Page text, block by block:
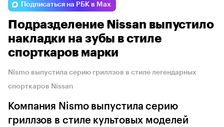
Подписаться на РБК в Max
Подразделение Nissan выпустило
накладки на зубы в стиле
спорткаров марки
Nismo выпустила серию гриллзов в стиле легендарных
спорткаров Nissan
Компания Nismo выпустила серию
гриллзов в стиле культовых моделей